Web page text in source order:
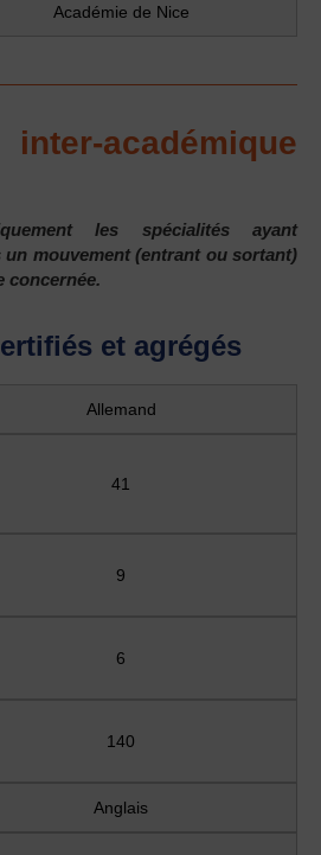
Académie de Nice
inter-académique
les spécialités ayant
mouvement (entrant ou sortant)
concernée.
et agrégés
Allemand
41
9
6
140
Anglais